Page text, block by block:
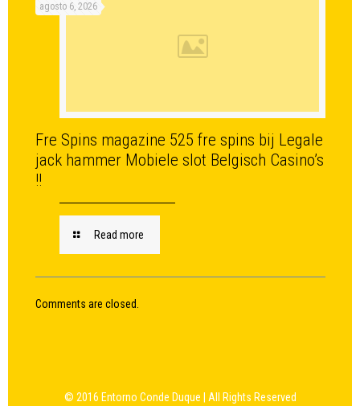
agosto 6, 2026
Fre Spins magazine 525 fre spins bij Legale
jack hammer Mobiele slot Belgisch Casino’s
!!
Read more
Comments are closed.
© 2016 Entorno Conde Duque | All Rights Reserved